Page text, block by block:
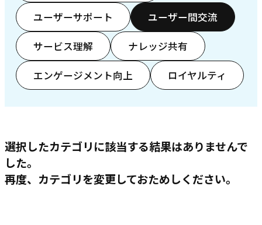
ユーザーサポート ユーザー間交流
サービス理解 ナレッジ共有
エンゲージメント向上 ロイヤルティ
選択したカテゴリに該当する結果はありませんで
した。
再度、カテゴリを変更しておためしください。